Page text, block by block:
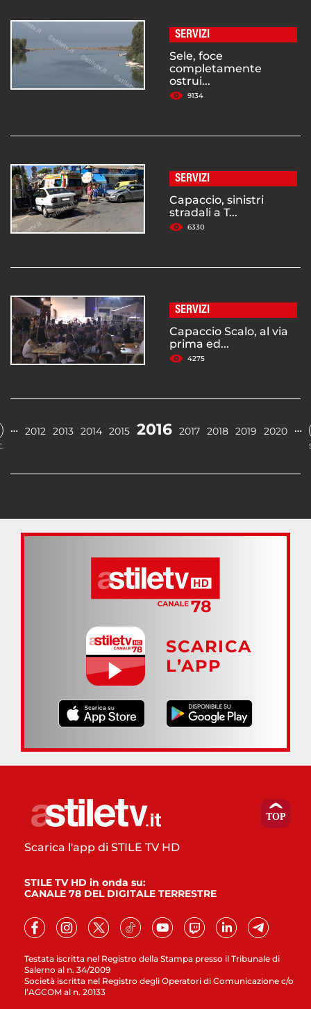
SERVIZI
Sele, foce
completamente
ostrui...
9134
SERVIZI
Capaccio, sinistri
stradali a T...
6330
SERVIZI
Capaccio Scalo, al via
prima ed...
4275
… 2012 2013 2014 2015 2016 2017 2018 2019 2020 …
SCARICA
L’APP
Testata iscritta nel Registro della Stampa presso il Tribunale di
Salerno al n. 34/2009
Società iscritta nel Registro degli Operatori di Comunicazione c/o
l’AGCOM al n. 20133
Scarica l'app di STILE TV HD
STILE TV HD in onda su:
CANALE 78 DEL DIGITALE TERRESTRE